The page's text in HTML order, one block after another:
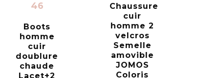
46
Boots
homme
cuir
doublure
chaude
Lacet+2
Chaussure
cuir
homme 2
velcros
Semelle
amovible
JOMOS
Coloris